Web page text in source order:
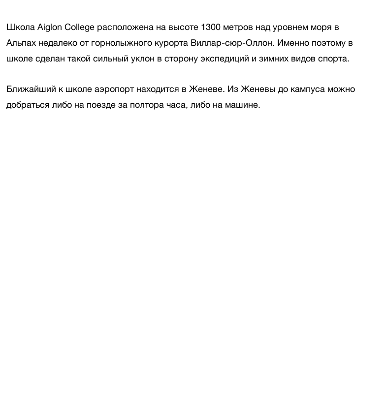
Школа Aiglon College расположена на высоте 1300 метров над уровнем моря в
Альпах недалеко от горнолыжного курорта Виллар-сюр-Оллон. Именно поэтому в
школе сделан такой сильный уклон в сторону экспедиций и зимних видов спорта.
Ближайший к школе аэропорт находится в Женеве. Из Женевы до кампуса можно
добраться либо на поезде за полтора часа, либо на машине.